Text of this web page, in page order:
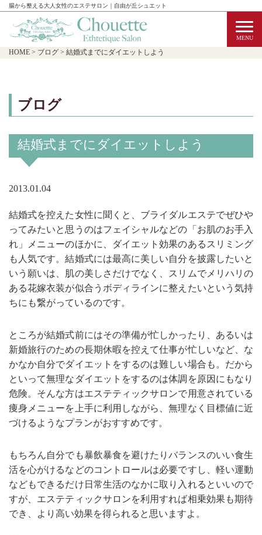
腸から整える大人女性のエステサロン｜自由が丘シュエット
HOME > ブログ > 結婚式までにダイエットしよう
ブログ
結婚式までにダイエットしよう
2013.01.04
結婚式を控えた女性に聞くと、ブライダルエステでぜひや
ってみたいと思うのはフェイシャルなどの「お肌のお手入
れ」メニューのほかに、ダイエット効果のあるスリミング
も人気です。結婚式には最高に美しい自分を披露したいと
いう願いは、肌の美しさだけでなく、スリムでメリハリの
ある花嫁衣装が似合うボディラインに整えたいという気持
ちにも繋がっているのです。
ところが結婚式前にはその準備が忙しかったり、あるいは
新婚旅行のための長期休暇を控えて仕事が忙しいなど、な
かなか自分でダイエットをするのは難しい場合も。だから
といって無理なダイエットをするのは体調を原因にもなり
危険。そんな方はエステティックサロンで用意されている
痩身メニューを上手に利用しながら、無理なく目標値に近
づけるようなプランがおすすめです。
もちろん自分でも暴飲暴食を避けたりバランスのいい食生
活を心がけるなどのコントロールは必要ですし、軽い運動
などもできるだけ日常生活のなかに取り入れるといいので
すが、エステティックサロンを利用すれば相乗効果も期待
でき、より高い効果を得られると思いますよ。